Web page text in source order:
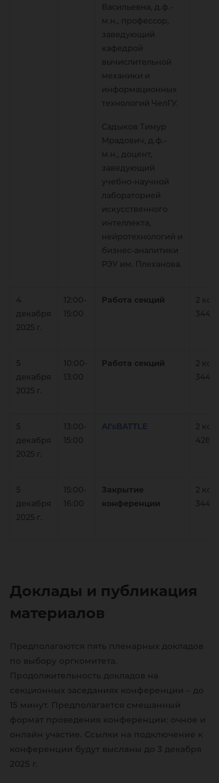
Васильевна, д.ф.-
м.н., профессор,
заведующий
кафедрой
вычислительной
механики и
информационных
технологий ЧелГУ.
Садыков Тимур
Мрадович, д.ф.-
м.н., доцент,
заведующий
учебно-научной
лабораторией
искусственного
интеллекта,
нейротехнологий и
бизнес-аналитики
РЭУ им. Плеханова.
4
декабря
2025 г.
12:00-
15:00
Работа секций
2
344
5
декабря
2025 г.
10:00-
13:00
Работа секций
2
344
5
декабря
2025 г.
13:00-
15:00
AI’sBATTLE
2
428
5
декабря
2025 г.
15:00-
16:00
Закрытие
конференции
2
344
Доклады и публикация
материалов
Предполагаются пять пленарных докладов
по выбору оргкомитета.
Продолжительность докладов на
секционных заседаниях конференции – до
15 минут. Предполагается смешанный
формат проведения конференции: очное и
онлайн участие. Ссылки на подключение к
конференции будут высланы до 3 декабря
2025 г.